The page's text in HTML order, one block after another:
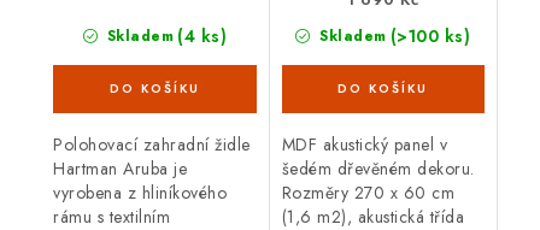
Skladem (4 ks)
Polohovací zahradní židle
Hartman Aruba je
vyrobena z hliníkového
rámu s textilním
Skladem (>100 ks)
MDF akustický panel v
šedém dřevěném dekoru.
Rozměry 270 x 60 cm
(1,6 m2), akustická třída